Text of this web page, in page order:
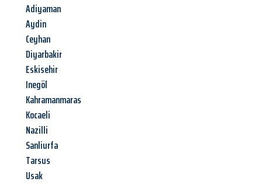
Adiyaman
Aydin
Ceyhan
Diyarbakir
Eskisehir
Inegöl
Kahramanmaras
Kocaeli
Nazilli
Sanliurfa
Tarsus
Usak